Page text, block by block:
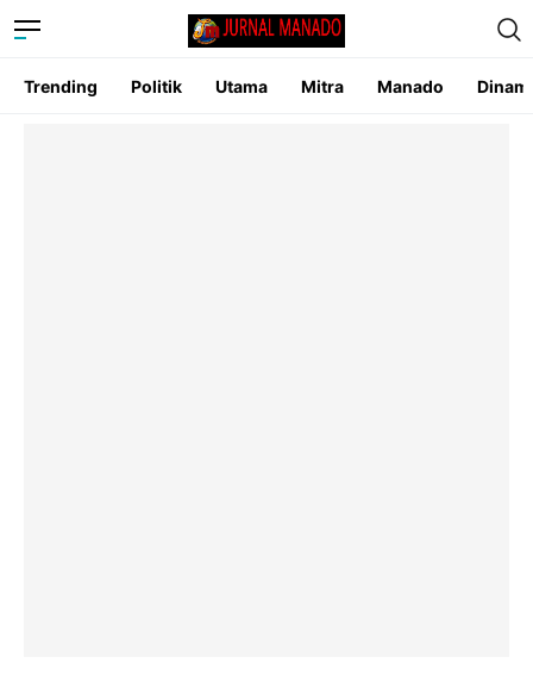
Trending Politik Utama Mitra Manado